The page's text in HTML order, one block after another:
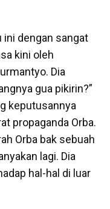
ini dengan sangat
kini oleh
Dia
gua pikirin?”
keputusannya
propaganda Orba.
Orba bak sebuah
lagi. Dia
hal-hal di luar